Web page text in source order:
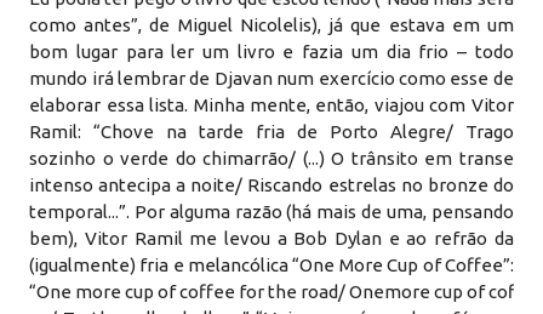
como antes”, de Miguel Nicolelis), já que estava em um
bom lugar para ler um livro e fazia um dia frio – todo
mundo irá lembrar de Djavan num exercício como esse de
elaborar essa lista. Minha mente, então, viajou com Vitor
Ramil: “Chove na tarde fria de Porto Alegre/ Trago
sozinho o verde do chimarrão/ (...) O trânsito em transe
intenso antecipa a noite/ Riscando estrelas no bronze do
temporal...”. Por alguma razão (há mais de uma, pensando
bem), Vitor Ramil me levou a Bob Dylan e ao refrão da
(igualmente) fria e melancólica “One More Cup of Coffee”:
“One more cup of coffee for the road/ Onemore cup of